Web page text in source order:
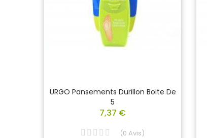
URGO Pansements Durillon Boite De
5
7,37 €
(0 Avis)